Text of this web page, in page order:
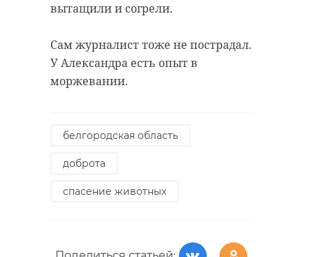
вытащили и согрели.
Сам журналист тоже не пострадал.
У Александра есть опыт в
моржевании.
белгородская область
доброта
спасение животных